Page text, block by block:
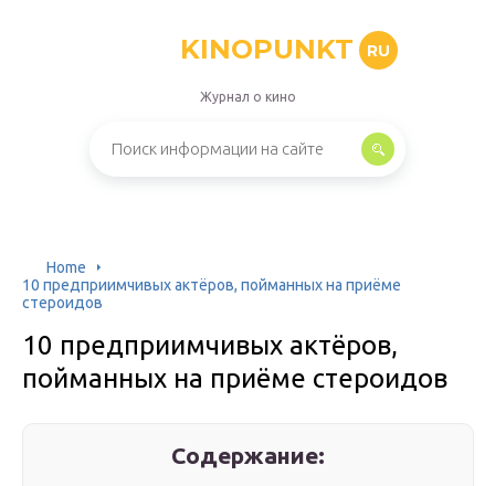
KINOPUNKT RU
Журнал о кино
Home
10 предприимчивых актёров, пойманных на приёме
стероидов
10 предприимчивых актёров,
пойманных на приёме стероидов
Содержание: